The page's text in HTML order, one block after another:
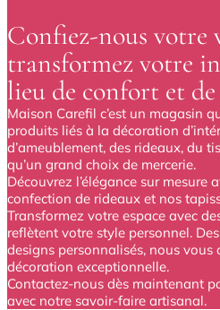
Confiez-nous votre
transformez votre
lieu de confort et
Maison Carefil c’est un magasin
produits liés à la décoration
d’ameublement, des rideaux, du
qu’un grand choix de mercerie.
Découvrez l’élégance sur mesure
confection de rideaux et nos
Transformez votre espace avec
reflètent votre style personnel.
designs personnalisés, nous vous
décoration exceptionnelle.
Contactez-nous dès maintenant
avec notre savoir-faire artisanal.